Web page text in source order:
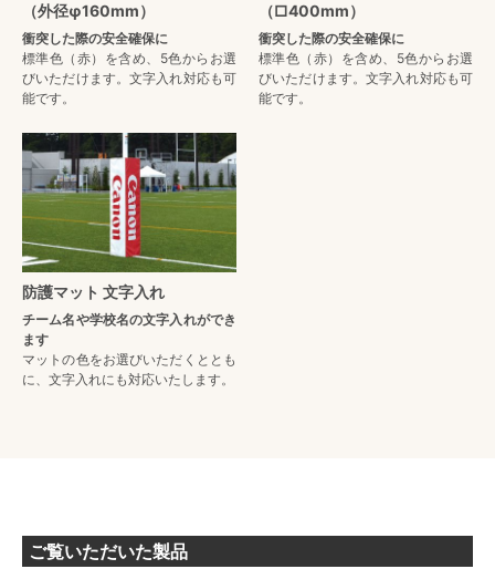
（外径φ160mm）
衝突した際の安全確保に
標準色（赤）を含め、5色からお選
びいただけます。文字入れ対応も可
能です。
（□400mm）
衝突した際の安全確保に
標準色（赤）を含め、5色からお選
びいただけます。文字入れ対応も可
能です。
防護マット 文字入れ
チーム名や学校名の文字入れができ
ます
マットの色をお選びいただくととも
に、文字入れにも対応いたします。
ご覧いただいた製品